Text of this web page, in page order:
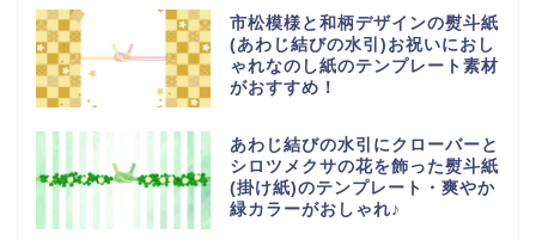
市松模様と和柄デザインの熨斗紙
(あわじ結びの水引)お祝いにおし
ゃれなのし紙のテンプレート素材
がおすすめ！
あわじ結びの水引にクローバーと
シロツメクサの花を飾った熨斗紙
(掛け紙)のテンプレート・爽やか
緑カラーがおしゃれ♪